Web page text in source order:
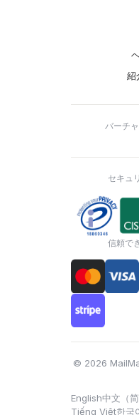
紹
バーチ
セキュ
信頼で
© 2026
English中文（简
Tiếng Việt한국